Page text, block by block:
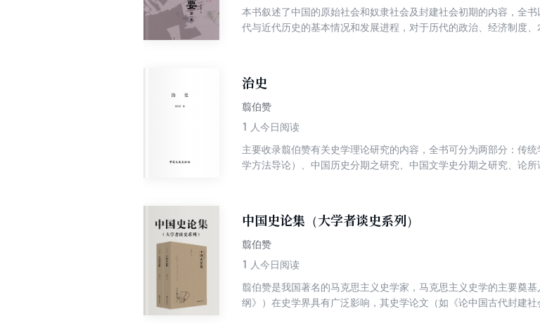
本书叙述了中国的原始社会和奴隶社会及封建社会初期的内容，全
代与近代历史的基本情况和发展进程，对于历代的政治、经济制度
治史
翦伯赞
1 人今日阅读
主要收录翦伯赞有关史学理论研究的内容，全书可分为两部分：传
学方法导论）、中国历史分期之研究、中国文学史分期之研究、论所
中国史论集（大学者谈史系列）
翦伯赞
1 人今日阅读
翦伯赞是我国著名的马克思主义史学家，马克思主义史学的主要奠
纲》）在史学界具有广泛影响，其史学论文（如《论中国古代封建